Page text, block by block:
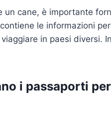
un cane, è importante
le informazioni
in paesi diversi.
i passaporti